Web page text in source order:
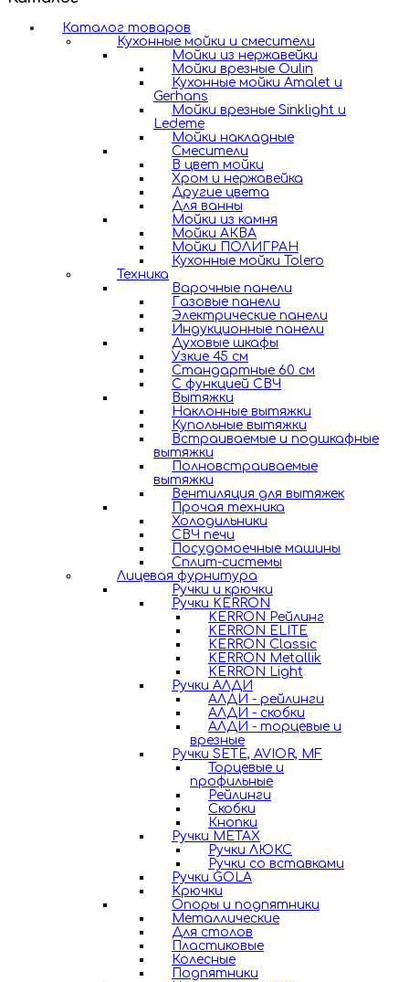
Каталог товаров
Кухонные мойки и смесители
Мойки из нержавейки
Мойки врезные Oulin
Кухонные мойки Amalet и
Gerhans
Мойки врезные Sinklight и
Ledeme
Мойки накладные
Смесители
В цвет мойки
Хром и нержавейка
Другие цвета
Для ванны
Мойки из камня
Мойки АКВА
Мойки ПОЛИГРАН
Кухонные мойки Tolero
Техника
Варочные панели
Газовые панели
Электрические панели
Индукционные панели
Духовые шкафы
Узкие 45 см
Стандартные 60 см
С функцией СВЧ
Вытяжки
Наклонные вытяжки
Купольные вытяжки
Встраиваемые и подшкафные
вытяжки
Полновстраиваемые
вытяжки
Вентиляция для вытяжек
Прочая техника
Холодильники
СВЧ печи
Посудомоечные машины
Сплит-системы
Лицевая фурнитура
Ручки и крючки
Ручки KERRON
KERRON Рейлинг
KERRON ELITE
KERRON Classic
KERRON Metallik
KERRON Light
Ручки АЛДИ
АЛДИ - рейлинги
АЛДИ - скобки
АЛДИ - торцевые и
врезные
Ручки SETE, AVIOR, MF
Торцевые и
профильные
Рейлинги
Скобки
Кнопки
Ручки METAX
Ручки ЛЮКС
Ручки со вставками
Ручки GOLA
Крючки
Опоры и подпятники
Металлические
Для столов
Пластиковые
Колесные
Подпятники